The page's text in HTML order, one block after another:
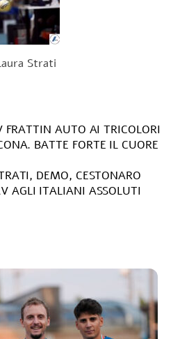
Strati
FRATTIN AUTO AI TRICOLORI
BATTE FORTE IL CUORE
DEMO, CESTONARO
AGLI ITALIANI ASSOLUTI